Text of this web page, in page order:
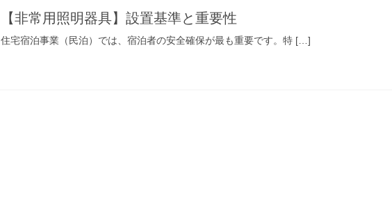
【非常用照明器具】設置基準と重要性
住宅宿泊事業（民泊）では、宿泊者の安全確保が最も重要です。特 […]